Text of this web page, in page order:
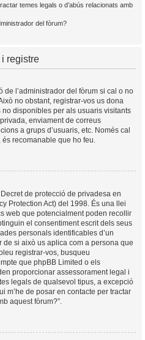
temes legals o d’abús relacionats amb
del fòrum?
i registre
l’administrador del fòrum si cal o no
no obstant, registrar-vos us dona
disponibles per als usuaris visitants
enviament de correus
a grups d’usuaris, etc. Només cal
recomanable que ho feu.
de protecció de privadesa en
Protection Act) del 1998. És una llei
web que potencialment poden recollir
el consentiment escrit dels seus
personals identificables d’un
si això us aplica com a persona que
registrar-vos, busqueu
que phpBB Limited o els
proporcionar assessorament legal i
legals de qualsevol tipus, a excepció
m’he de posar en contacte per tractar
aquest fòrum?”.